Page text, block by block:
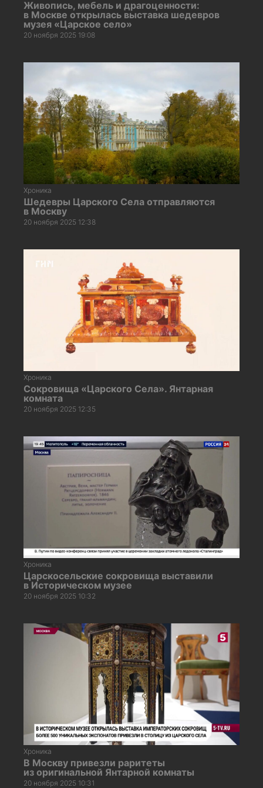
Живопись, мебель и драгоценности:
в Москве открылась выставка шедевров
музея «Царское село»
20 ноября 2025 19:08
Хроника
Шедевры Царского Села отправляются
в Москву
20 ноября 2025 12:38
Хроника
Сокровища «Царского Села». Янтарная
комната
20 ноября 2025 12:35
Хроника
Царскосельские сокровища выставили
в Историческом музее
20 ноября 2025 10:32
Хроника
В Москву привезли раритеты
из оригинальной Янтарной комнаты
20 ноября 2025 10:31